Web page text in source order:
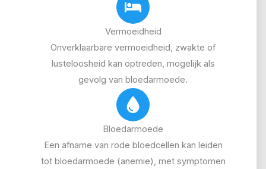
Vermoeidheid
Onverklaarbare vermoeidheid, zwakte of
lusteloosheid kan optreden, mogelijk als
gevolg van bloedarmoede.
Bloedarmoede
Een afname van rode bloedcellen kan leiden
tot bloedarmoede (anemie), met symptomen